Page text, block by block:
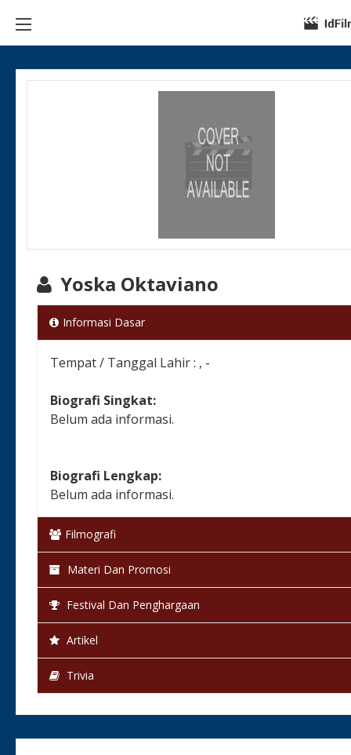
Yoska Oktaviano
Informasi Dasar
Tempat / Tanggal Lahir : , -
Biografi Singkat:
Belum ada informasi.
Biografi Lengkap:
Belum ada informasi.
Filmografi
Materi Dan Promosi
Festival Dan Penghargaan
Artikel
Trivia